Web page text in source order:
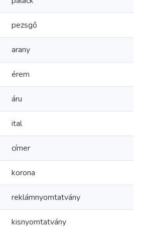
pezsgő
arany
érem
áru
ital
címer
korona
reklámnyomtatvány
kisnyomtatvány